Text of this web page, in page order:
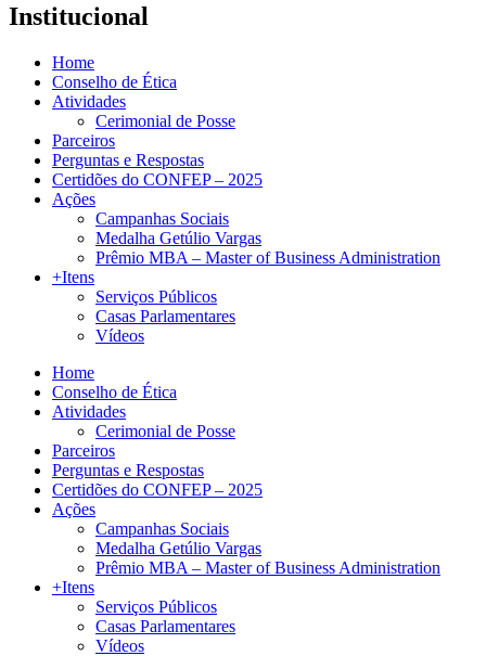
Institucional
Home
Conselho de Ética
Atividades
Cerimonial de Posse
Parceiros
Perguntas e Respostas
Certidões do CONFEP – 2025
Ações
Campanhas Sociais
Medalha Getúlio Vargas
Prêmio MBA – Master of Business Administration
+Itens
Serviços Públicos
Casas Parlamentares
Vídeos
Home
Conselho de Ética
Atividades
Cerimonial de Posse
Parceiros
Perguntas e Respostas
Certidões do CONFEP – 2025
Ações
Campanhas Sociais
Medalha Getúlio Vargas
Prêmio MBA – Master of Business Administration
+Itens
Serviços Públicos
Casas Parlamentares
Vídeos